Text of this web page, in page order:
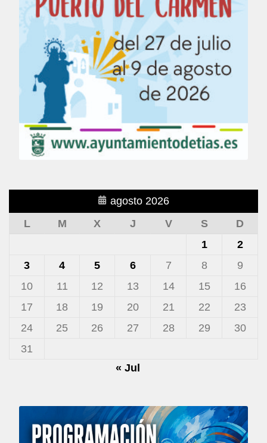
agosto 2026
L
M X J V S
D
1
2
3
4 5 6 7 8
9
10
11 12 13 14 15
16
17
18 19 20 21 22
23
24
25 26 27 28 29
30
31
« Jul